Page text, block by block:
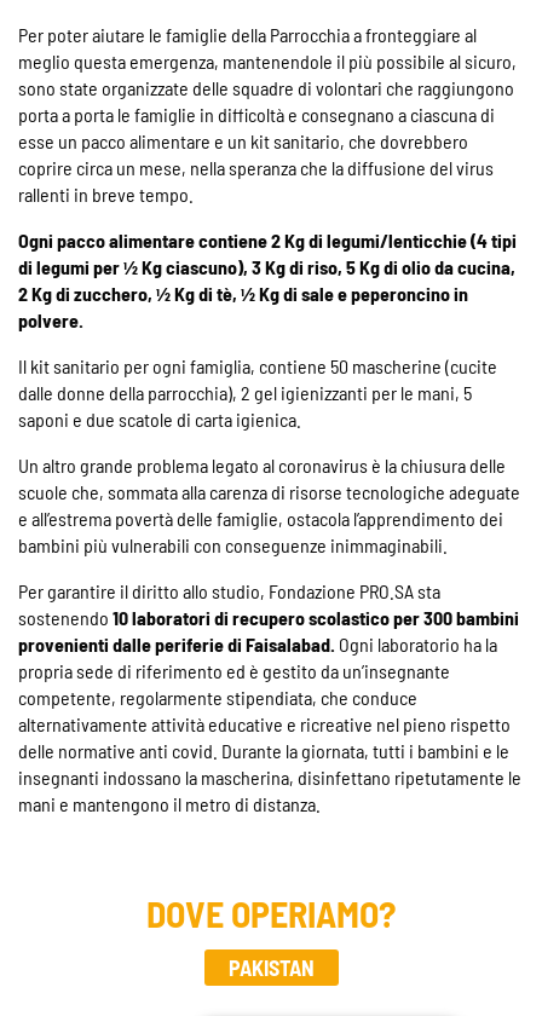
Per poter aiutare le famiglie della Parrocchia a fronteggiare al
meglio questa emergenza, mantenendole il più possibile al sicuro,
sono state organizzate delle squadre di volontari che raggiungono
porta a porta le famiglie in difficoltà e consegnano a ciascuna di
esse un pacco alimentare e un kit sanitario, che dovrebbero
coprire circa un mese, nella speranza che la diffusione del virus
rallenti in breve tempo.
Ogni pacco alimentare contiene 2 Kg di legumi/lenticchie (4 tipi
di legumi per ½ Kg ciascuno), 3 Kg di riso, 5 Kg di olio da cucina,
2 Kg di zucchero, ½ Kg di tè, ½ Kg di sale e peperoncino in
polvere.
Il kit sanitario per ogni famiglia, contiene 50 mascherine (cucite
dalle donne della parrocchia), 2 gel igienizzanti per le mani, 5
saponi e due scatole di carta igienica.
Un altro grande problema legato al coronavirus è la chiusura delle
scuole che, sommata alla carenza di risorse tecnologiche adeguate
e all’estrema povertà delle famiglie, ostacola l’apprendimento dei
bambini più vulnerabili con conseguenze inimmaginabili.
Per garantire il diritto allo studio, Fondazione PRO.SA sta
sostenendo 10 laboratori di recupero scolastico per 300 bambini
provenienti dalle periferie di Faisalabad. Ogni laboratorio ha la
propria sede di riferimento ed è gestito da un’insegnante
competente, regolarmente stipendiata, che conduce
alternativamente attività educative e ricreative nel pieno rispetto
delle normative anti covid. Durante la giornata, tutti i bambini e le
insegnanti indossano la mascherina, disinfettano ripetutamente le
mani e mantengono il metro di distanza.
DOVE OPERIAMO?
PAKISTAN